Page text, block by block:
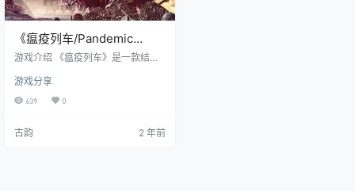
《瘟疫列车/Pandemic
Train》steam正版离线版共
游戏介绍 《瘟疫列车》是一款结合
存游戏，让你在古老的蒸汽火车上
指挥一帮各有特色的船员和乘客。
难性的病毒大流行使得全球人口骤
游戏分享
639 0
古韵 2 年前